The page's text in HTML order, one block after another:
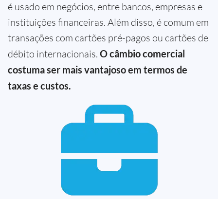
é usado em negócios, entre bancos, empresas e
instituições financeiras. Além disso, é comum em
transações com cartões pré-pagos ou cartões de
débito internacionais. O câmbio comercial
costuma ser mais vantajoso em termos de
taxas e custos.